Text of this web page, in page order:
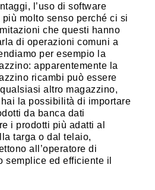
l’uso di software
più molto senso perché ci si
che questi hanno
di operazioni comuni a
per esempio la
apparentemente la
ricambi può essere
altro magazzino,
la possibilità di importare
da banca dati
i prodotti più adatti al
targa o dal telaio,
all’operatore di
semplice ed efficiente il